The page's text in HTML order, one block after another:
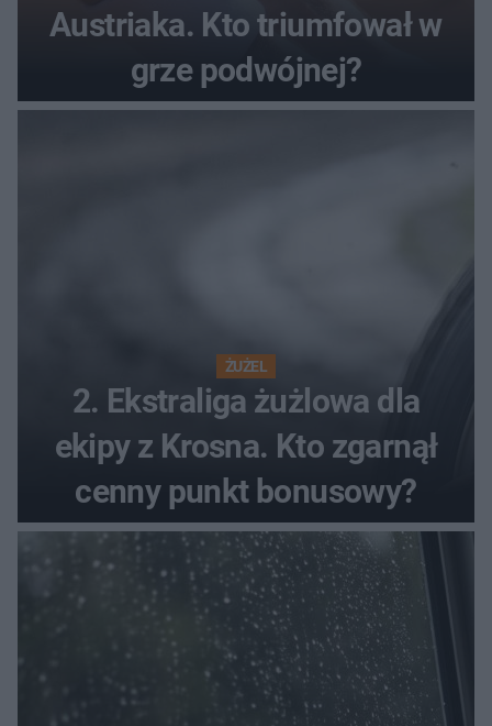
Austriaka. Kto triumfował w
grze podwójnej?
ŻUŻEL
2. Ekstraliga żużlowa dla
ekipy z Krosna. Kto zgarnął
cenny punkt bonusowy?